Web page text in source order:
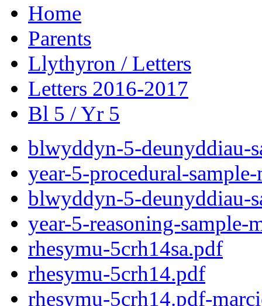
Home
Parents
Llythyron / Letters
Letters 2016-2017
Bl 5 / Yr 5
blwyddyn-5-deunyddiau-
year-5-procedural-
blwyddyn-5-deunyddiau-
year-5-reasoning-sample-
rhesymu-5crh14sa.pdf
rhesymu-5crh14.pdf
rhesymu-5crh14.pdf-